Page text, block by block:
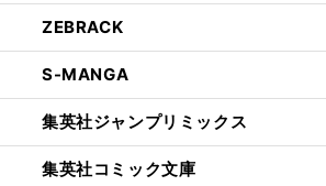
ZEBRACK
S-MANGA
集英社ジャンプリミックス
集英社コミック文庫